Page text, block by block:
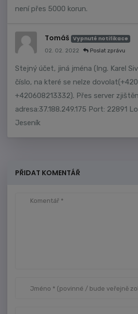
není přes 5000 korun.
Tomáš Vypnuté notifikace
02. 02. 2022 Poslat zprávu
Stejný účet, jiná jména (Ing. Karel
číslo, na které se nelze
+420608213332). Přes server
adresa:37.188.249.175 Port: 22891
Jeseník
PŘIDAT KOMENTÁŘ